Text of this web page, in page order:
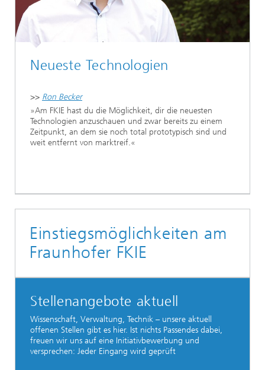
Neueste Technologien
>> Ron Becker
»Am FKIE hast du die Möglichkeit, dir die neuesten
Technologien anzuschauen und zwar bereits zu einem
Zeitpunkt, an dem sie noch total prototypisch sind und
weit entfernt von marktreif.«
Einstiegsmöglichkeiten am
Fraunhofer FKIE
Stellenangebote aktuell
Wissenschaft, Verwaltung, Technik – unsere aktuell
offenen Stellen gibt es hier. Ist nichts Passendes dabei,
freuen wir uns auf eine Initiativbewerbung und
versprechen: Jeder Eingang wird geprüft